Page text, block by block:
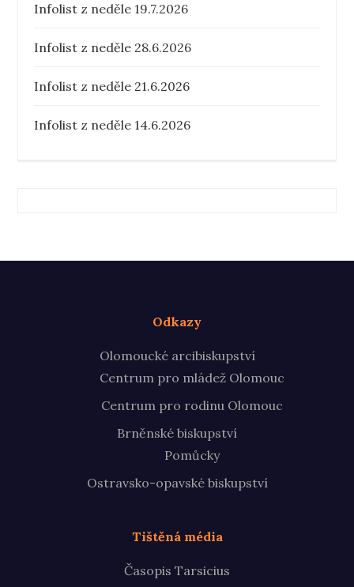
Infolist z neděle 19.7.2026
Infolist z neděle 28.6.2026
Infolist z neděle 21.6.2026
Infolist z neděle 14.6.2026
Odkazy
Olomoucké arcibiskupství
Centrum pro mládež Olomouc
Centrum pro rodinu Olomouc
Brněnské biskupství
Pomůcky
Ostravsko-opavské biskupství
Tištěná média
Časopis Tarsicius